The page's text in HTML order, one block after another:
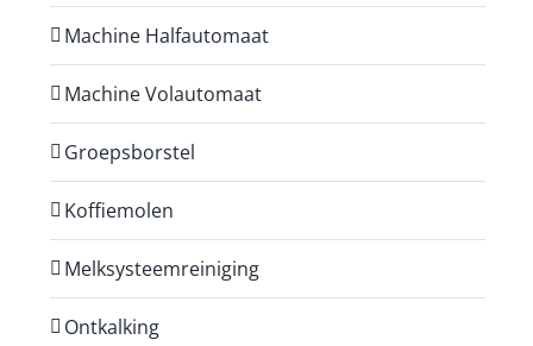
Machine Halfautomaat
Machine Volautomaat
Groepsborstel
Koffiemolen
Melksysteemreiniging
Ontkalking